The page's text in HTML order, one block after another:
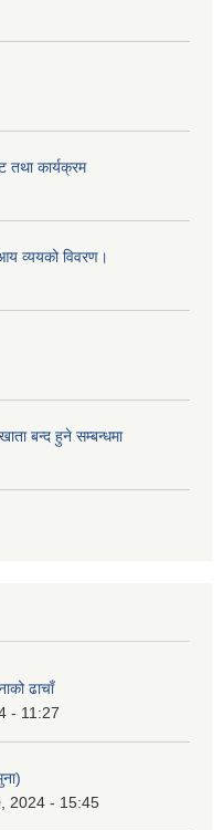
तथा कार्यक्रम
व्ययको विवरण।
बन्द हुने सम्बन्धमा
ढाचाँ
- 11:27
2024 - 15:45